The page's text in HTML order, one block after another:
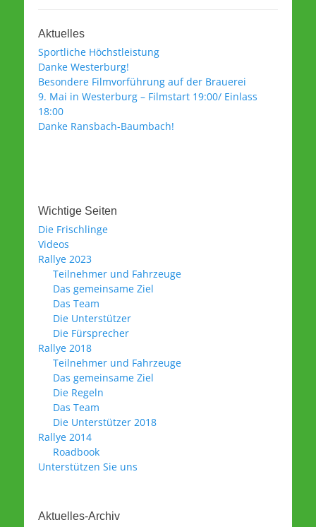
Aktuelles
Sportliche Höchstleistung
Danke Westerburg!
Besondere Filmvorführung auf der Brauerei
9. Mai in Westerburg – Filmstart 19:00/ Einlass
18:00
Danke Ransbach-Baumbach!
Wichtige Seiten
Die Frischlinge
Videos
Rallye 2023
Teilnehmer und Fahrzeuge
Das gemeinsame Ziel
Das Team
Die Unterstützer
Die Fürsprecher
Rallye 2018
Teilnehmer und Fahrzeuge
Das gemeinsame Ziel
Die Regeln
Das Team
Die Unterstützer 2018
Rallye 2014
Roadbook
Unterstützen Sie uns
Aktuelles-Archiv